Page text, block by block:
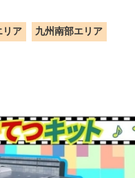
リア 九州南部エリア